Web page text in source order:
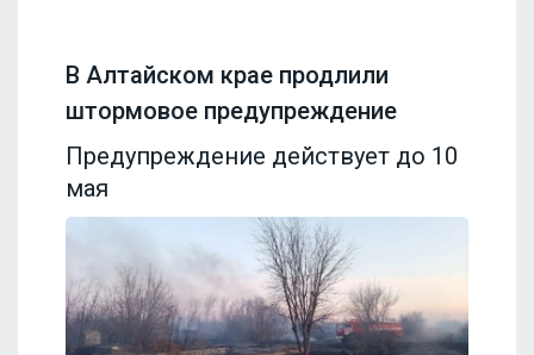
В Алтайском крае продлили
штормовое предупреждение
Предупреждение действует до 10
мая